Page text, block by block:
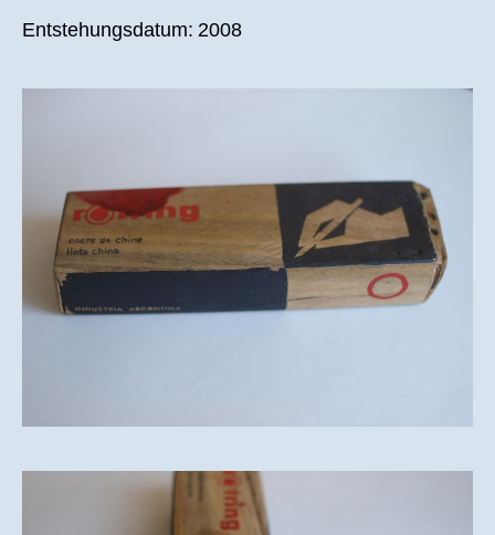
Entstehungsdatum: 2008